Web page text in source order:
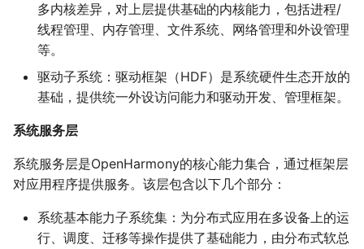
多内核差异，对上层提供基础的内核能力，包括进程/
线程管理、内存管理、文件系统、网络管理和外设管理
等。
驱动子系统：驱动框架（HDF）是系统硬件生态开放的
基础，提供统一外设访问能力和驱动开发、管理框架。
系统服务层
系统服务层是OpenHarmony的核心能力集合，通过框架层
对应用程序提供服务。该层包含以下几个部分：
系统基本能力子系统集：为分布式应用在多设备上的运
行、调度、迁移等操作提供了基础能力，由分布式软总